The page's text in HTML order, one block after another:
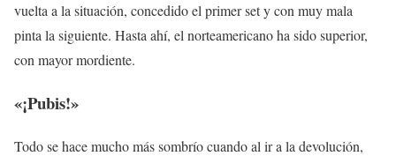
vuelta a la situación, concedido el primer set y con muy mala
pinta la siguiente. Hasta ahí, el norteamericano ha sido superior,
con mayor mordiente.
«¡Pubis!»
Todo se hace mucho más sombrío cuando al ir a la devolución,